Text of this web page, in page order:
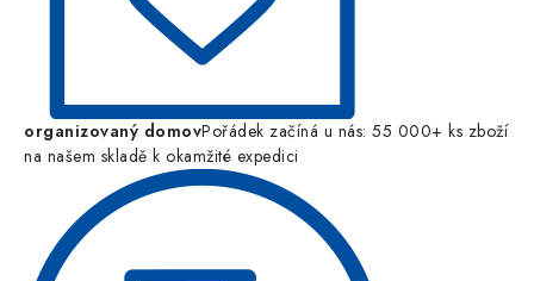
organizovaný domovPořádek začíná u nás: 55 000+ ks zboží
na našem skladě k okamžité expedici